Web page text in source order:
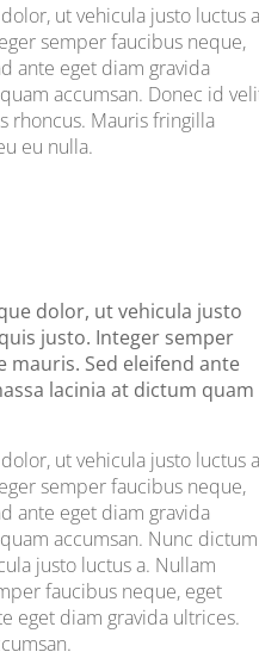
ut vehicula justo luctus
semper faucibus neque,
ante eget diam gravida
accumsan. Donec id
rhoncus. Mauris fringilla
eu nulla.
dolor, ut vehicula justo
justo. Integer semper
Sed eleifend ante
lacinia at dictum quam
ut vehicula justo luctus
semper faucibus neque,
ante eget diam gravida
accumsan. Nunc dictum
justo luctus a. Nullam
faucibus neque, eget
eget diam gravida ultrices.